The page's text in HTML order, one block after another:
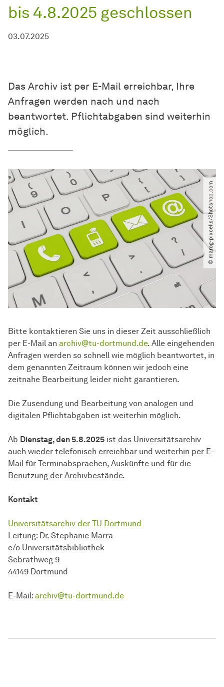
bis 4.8.2025 geschlossen
03.07.2025
Das Archiv ist per E-Mail erreichbar, Ihre
Anfragen werden nach und nach
beantwortet. Pflichtabgaben sind weiterhin
möglich.
© marog-pixcells​/​Shotshop.com
Bitte kontaktieren Sie uns in dieser Zeit ausschließlich
per E-Mail an archiv@tu-dortmund.de. Alle eingehenden
Anfragen werden so schnell wie möglich beantwortet, in
dem genannten Zeitraum können wir jedoch eine
zeitnahe Bearbeitung leider nicht garantieren.
Die Zusendung und Bearbeitung von analogen und
digitalen Pflichtabgaben ist weiterhin möglich.
Ab Dienstag, den 5.8.2025 ist das Universitätsarchiv
auch wieder telefonisch erreichbar und weiterhin per E-
Mail für Terminabsprachen, Auskünfte und für die
Benutzung der Archivbestände.
Kontakt
Universitätsarchiv der TU Dortmund
Leitung: Dr. Stephanie Marra
c/o Universitätsbibliothek
Sebrathweg 9
44149 Dortmund
E-Mail: archiv@tu-dortmund.de